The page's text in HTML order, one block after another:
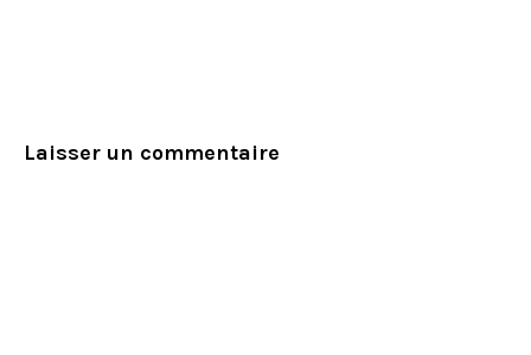
Laisser un commentaire